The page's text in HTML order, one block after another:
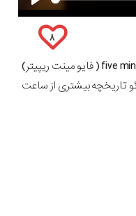
۸
میدونید در زمان های قدیم که انقدر صنعت ساعت سازی رشد نکرده بود، چطور در تاریکی از ساعت مطلع می شدند؟ ساعت های five minute repeating ( فایو مینت ریپیتر)
تاریخچه بیشتری از ساعت